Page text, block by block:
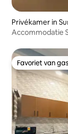
Privékamer in
Accommodatie
Favoriet van
Favoriet van